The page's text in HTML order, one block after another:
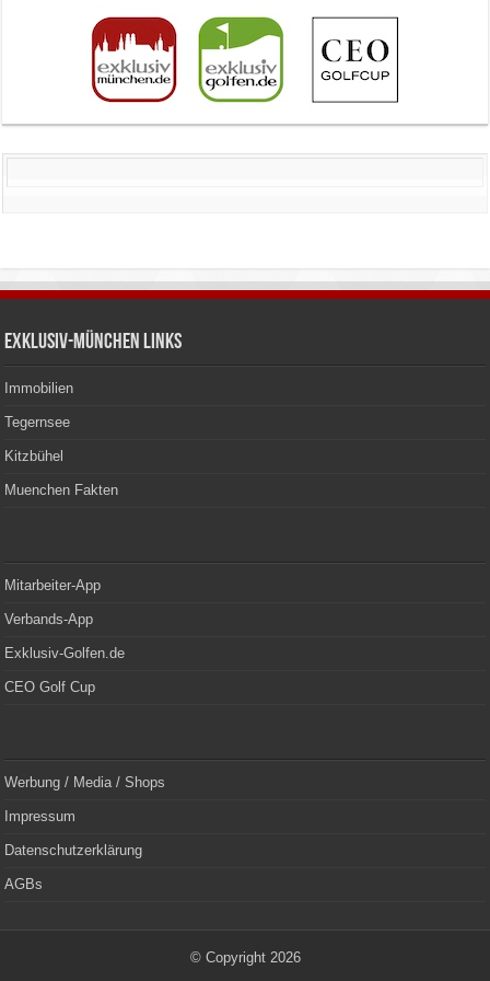
Exklusiv-München Links
Immobilien
Tegernsee
Kitzbühel
Muenchen Fakten
Mitarbeiter-App
Verbands-App
Exklusiv-Golfen.de
CEO Golf Cup
Werbung / Media / Shops
Impressum
Datenschutzerklärung
AGBs
© Copyright 2026